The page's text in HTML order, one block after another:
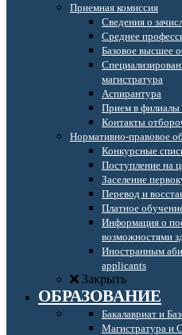
Приемная комиссия
Сведения о
Среднее
Базовое высшее
магистратура
Аспирантура
Прием в
Контакты
Нормативно-правовое
Конкурсные
Поступление на
Заселение
Перевод и
Платное
Информация о
возможностями
Иностранным
applicants
Закрыть
ОБРАЗОВАНИЕ
Бакалавриат и
Магистратура и